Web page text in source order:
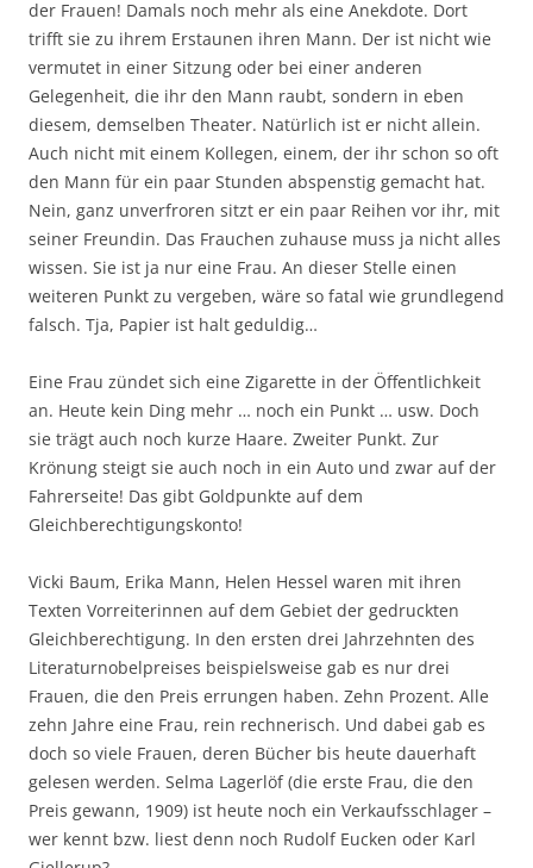
der Frauen! Damals noch mehr als eine Anekdote. Dort
trifft sie zu ihrem Erstaunen ihren Mann. Der ist nicht wie
vermutet in einer Sitzung oder bei einer anderen
Gelegenheit, die ihr den Mann raubt, sondern in eben
diesem, demselben Theater. Natürlich ist er nicht allein.
Auch nicht mit einem Kollegen, einem, der ihr schon so oft
den Mann für ein paar Stunden abspenstig gemacht hat.
Nein, ganz unverfroren sitzt er ein paar Reihen vor ihr, mit
seiner Freundin. Das Frauchen zuhause muss ja nicht alles
wissen. Sie ist ja nur eine Frau. An dieser Stelle einen
weiteren Punkt zu vergeben, wäre so fatal wie grundlegend
falsch. Tja, Papier ist halt geduldig…
Eine Frau zündet sich eine Zigarette in der Öffentlichkeit
an. Heute kein Ding mehr … noch ein Punkt … usw. Doch
sie trägt auch noch kurze Haare. Zweiter Punkt. Zur
Krönung steigt sie auch noch in ein Auto und zwar auf der
Fahrerseite! Das gibt Goldpunkte auf dem
Gleichberechtigungskonto!
Vicki Baum, Erika Mann, Helen Hessel waren mit ihren
Texten Vorreiterinnen auf dem Gebiet der gedruckten
Gleichberechtigung. In den ersten drei Jahrzehnten des
Literaturnobelpreises beispielsweise gab es nur drei
Frauen, die den Preis errungen haben. Zehn Prozent. Alle
zehn Jahre eine Frau, rein rechnerisch. Und dabei gab es
doch so viele Frauen, deren Bücher bis heute dauerhaft
gelesen werden. Selma Lagerlöf (die erste Frau, die den
Preis gewann, 1909) ist heute noch ein Verkaufsschlager –
wer kennt bzw. liest denn noch Rudolf Eucken oder Karl